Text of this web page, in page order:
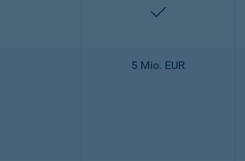
enthalten
5 Mio. EUR